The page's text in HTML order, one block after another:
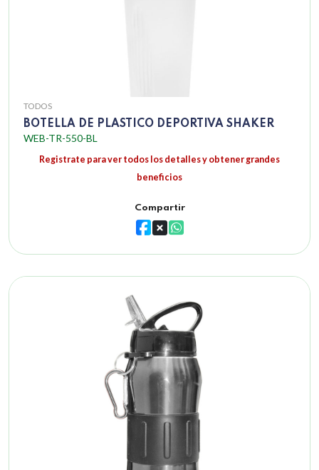
TODOS
BOTELLA DE PLASTICO DEPORTIVA SHAKER
WEB-TR-550-BL
Registrate para ver todos los detalles y obtener grandes
beneficios
Compartir